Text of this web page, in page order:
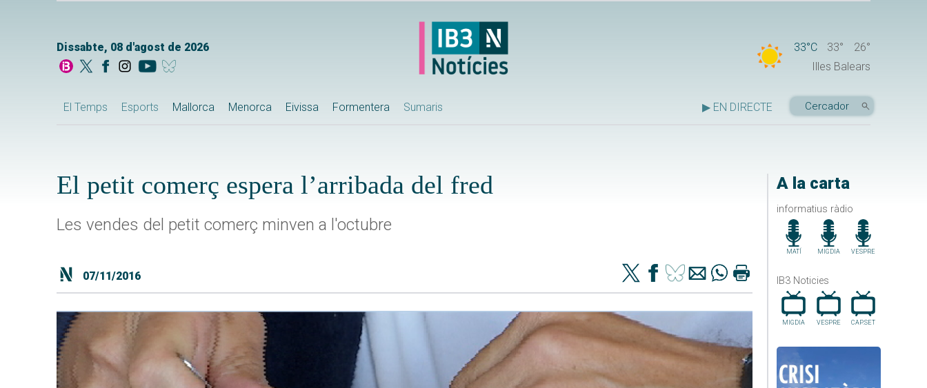
Dissabte, 08 d'agost de 2026 33°C 33°
26°
Illes Balears
El Temps Esports Mallorca Menorca Eivissa Formentera Sumaris ▶ EN DIRECTE
A la carta
informatius ràdio
MATÍ MIGDIA VESPRE
IB3 Noticies
MIGDIA VESPRE CAP.SET
El petit comerç espera l’arribada del fred
Les vendes del petit comerç minven a l'octubre
07/11/2016